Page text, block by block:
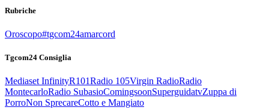
Rubriche
Oroscopo#tgcom24amarcord
Tgcom24 Consiglia
Mediaset InfinityR101Radio 105Virgin RadioRadio
MontecarloRadio SubasioComingsoonSuperguidatvZuppa di
PorroNon SprecareCotto e Mangiato